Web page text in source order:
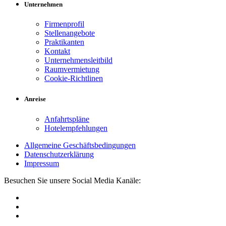
Unternehmen
Firmenprofil
Stellenangebote
Praktikanten
Kontakt
Unternehmensleitbild
Raumvermietung
Cookie-Richtlinen
Anreise
Anfahrtspläne
Hotelempfehlungen
Allgemeine Geschäftsbedingungen
Datenschutzerklärung
Impressum
Besuchen Sie unsere Social Media Kanäle: